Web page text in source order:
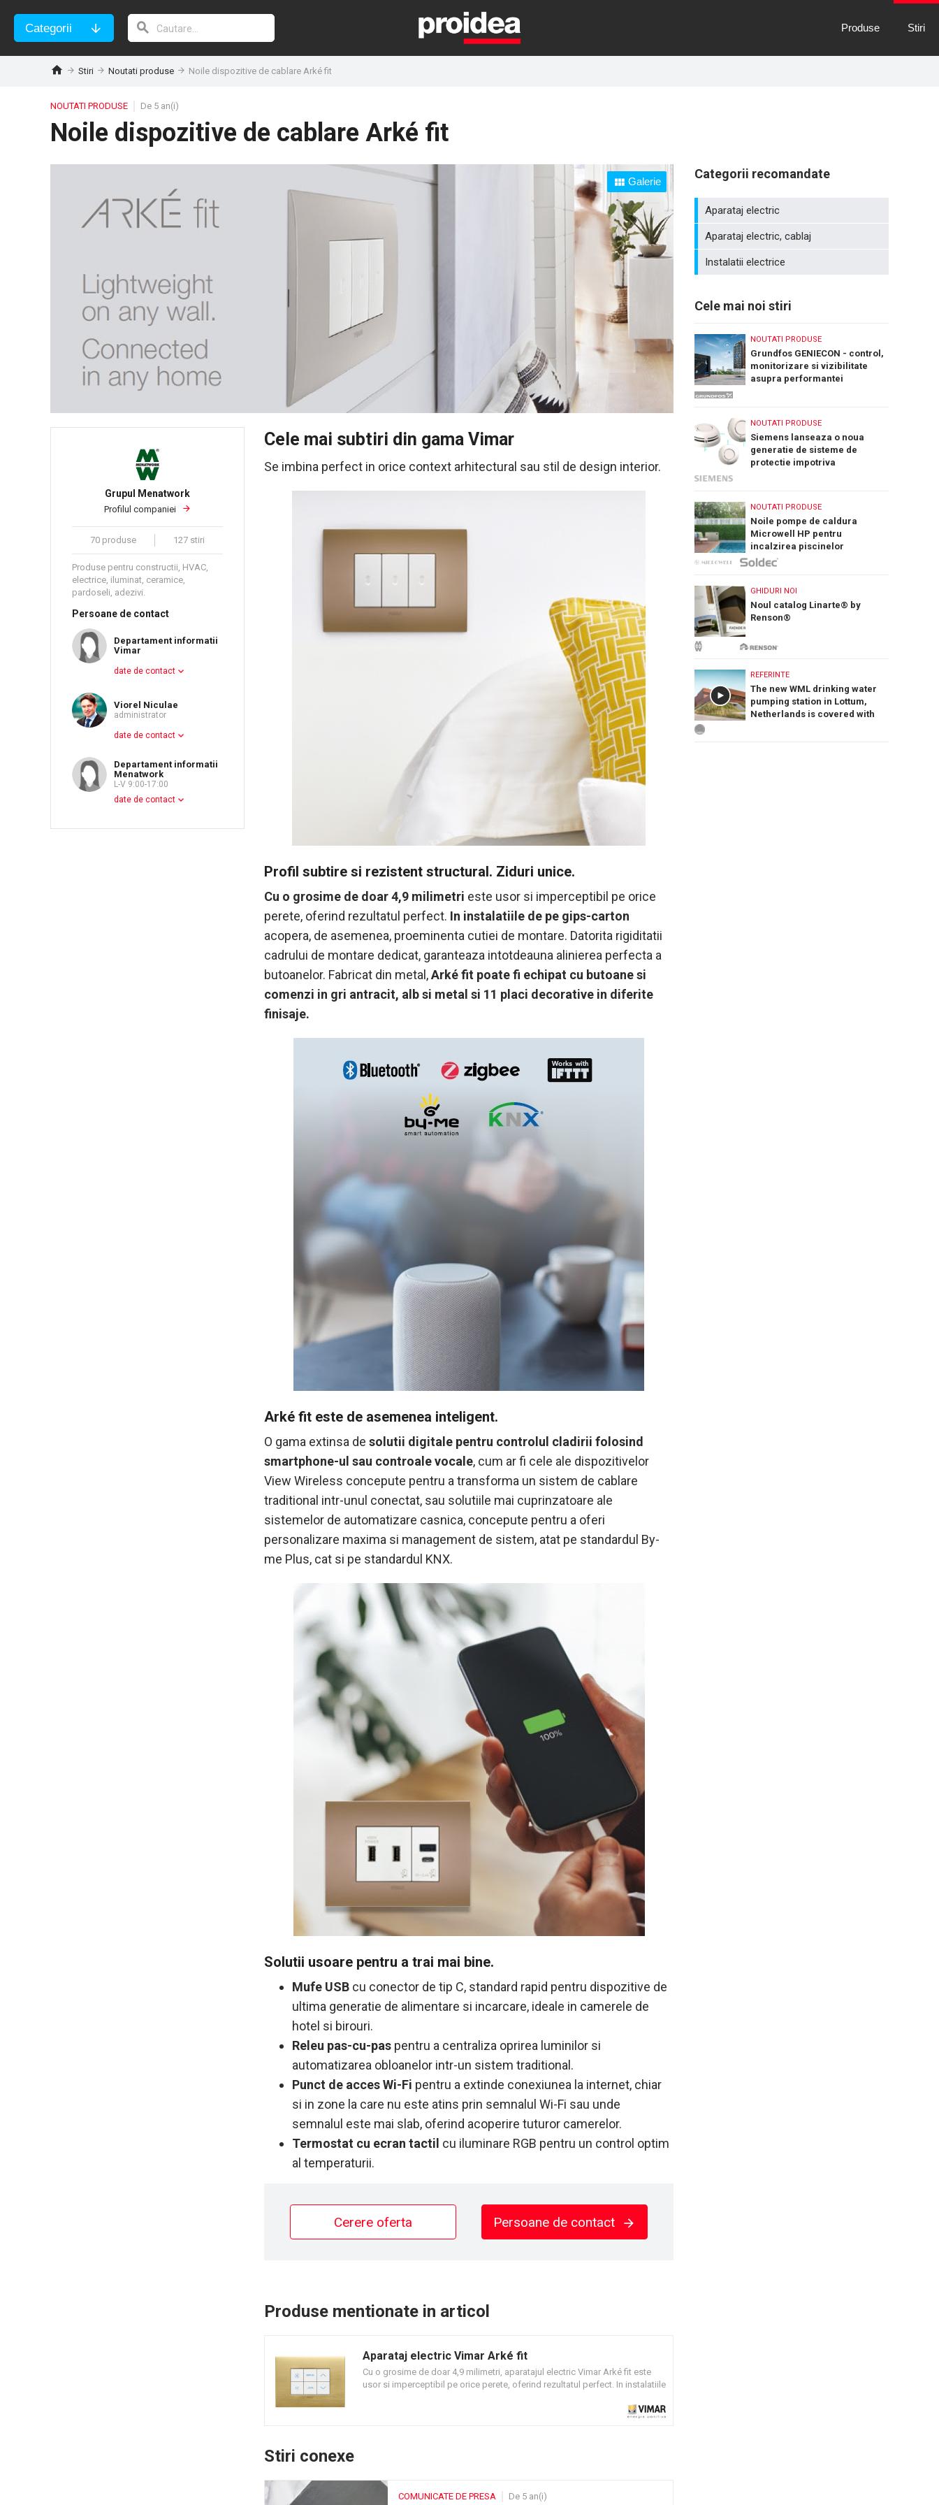
Categorii Produse Stiri
Stiri Noutati produse Noile dispozitive de cablare Arké fit
NOUTATI PRODUSE De 5 an(i)
Noile dispozitive de cablare Arké fit
Galerie
Grupul Menatwork
Profilul companiei
70 produse 127 stiri
Produse pentru constructii, HVAC,
electrice, iluminat, ceramice,
pardoseli, adezivi.
Persoane de contact
Departament informatii
Vimar
date de contact
Viorel Niculae
administrator
date de contact
Departament informatii
Menatwork
L-V 9:00-17:00
date de contact
Cele mai subtiri din gama Vimar
Se imbina perfect in orice context arhitectural sau stil de design interior.
Profil subtire si rezistent structural. Ziduri unice.
Cu o grosime de doar 4,9 milimetri este usor si imperceptibil pe orice
perete, oferind rezultatul perfect. In instalatiile de pe gips-carton
acopera, de asemenea, proeminenta cutiei de montare. Datorita rigiditatii
cadrului de montare dedicat, garanteaza intotdeauna alinierea perfecta a
butoanelor. Fabricat din metal,Arké fit poate fi echipat cu butoane si
comenzi in gri antracit, alb si metal si 11 placi decorative in diferite
finisaje.
Arké fit este de asemenea inteligent.
O gama extinsa de solutii digitale pentru controlul cladirii folosind
smartphone-ul sau controale vocale, cum ar fi cele ale dispozitivelor
View Wireless concepute pentru a transforma un sistem de cablare
traditional intr-unul conectat, sau solutiile mai cuprinzatoare ale
sistemelor de automatizare casnica, concepute pentru a oferi
personalizare maxima si management de sistem, atat pe standardul By-
me Plus, cat si pe standardul KNX.
Solutii usoare pentru a trai mai bine.
Mufe USB cu conector de tip C, standard rapid pentru dispozitive de
ultima generatie de alimentare si incarcare, ideale in camerele de
hotel si birouri.
Releu pas-cu-pas pentru a centraliza oprirea luminilor si
automatizarea obloanelor intr-un sistem traditional.
Punct de acces Wi-Fi pentru a extinde conexiunea la internet, chiar
si in zone la care nu este atins prin semnalul Wi-Fi sau unde
semnalul este mai slab, oferind acoperire tuturor camerelor.
Termostat cu ecran tactil cu iluminare RGB pentru un control optim
al temperaturii.
Cerere oferta Persoane de contact
Produse mentionate in articol
Aparataj electric Vimar Arké fit
Cu o grosime de doar 4,9 milimetri, aparatajul electric Vimar Arké fit este
usor si imperceptibil pe orice perete, oferind rezultatul perfect. In instalatiile
Datorita rigiditatii cadrului de montare dedicat, garanteaza intotdeauna
Stiri conexe
COMUNICATE DE PRESA De 5 an(i)
Categorii recomandate
Aparataj electric
Aparataj electric, cablaj
Instalatii electrice
Cele mai noi stiri
NOUTATI PRODUSE
Grundfos GENIECON - control,
monitorizare si vizibilitate
asupra performantei
NOUTATI PRODUSE
Siemens lanseaza o noua
generatie de sisteme de
protectie impotriva
NOUTATI PRODUSE
Noile pompe de caldura
Microwell HP pentru
incalzirea piscinelor
GHIDURI NOI
Noul catalog Linarte® by
Renson®
REFERINTE
The new WML drinking water
pumping station in Lottum,
Netherlands is covered with